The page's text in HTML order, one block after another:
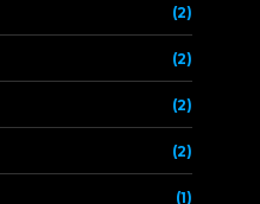
(2)
(2)
(2)
(2)
(1)